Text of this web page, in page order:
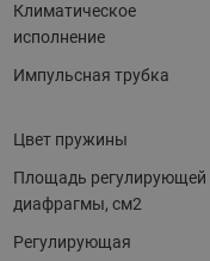
Климатическое
исполнение
Импульсная трубка
Цвет пружины
Площадь регулирующей
диафрагмы, см2
Регулирующая